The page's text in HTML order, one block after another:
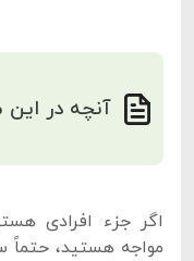
آنچه در این
اگر جزء افرادی
مواجه هستید، حتماً